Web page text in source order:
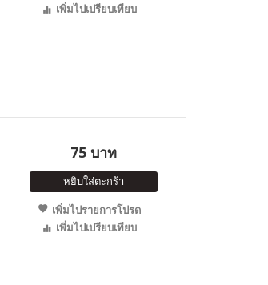
เพิ่มไปเปรียบเทียบ
75 บาท
หยิบใส่ตะกร้า
เพิ่มไปรายการโปรด
เพิ่มไปเปรียบเทียบ